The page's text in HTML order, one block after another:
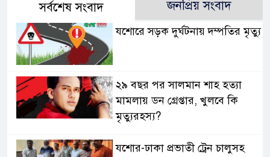
সর্বশেষ সংবাদ জনপ্রিয় সংবাদ
যশোরে সড়ক দুর্ঘটনায় দম্পতির মৃত্যু
২৯ বছর পর সালমান শাহ হত্যা
মামলায় ডন গ্রেপ্তার, খুলবে কি
মৃত্যুরহস্য?
যশোর-ঢাকা প্রভাতী ট্রেন চালুসহ